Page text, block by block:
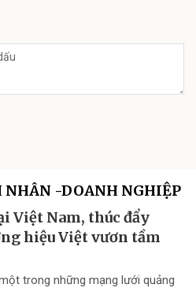
-DOANH NGHIỆP
Việt Nam, thúc đẩy
hiệu Việt vươn tầm
trong những mạng lưới quảng